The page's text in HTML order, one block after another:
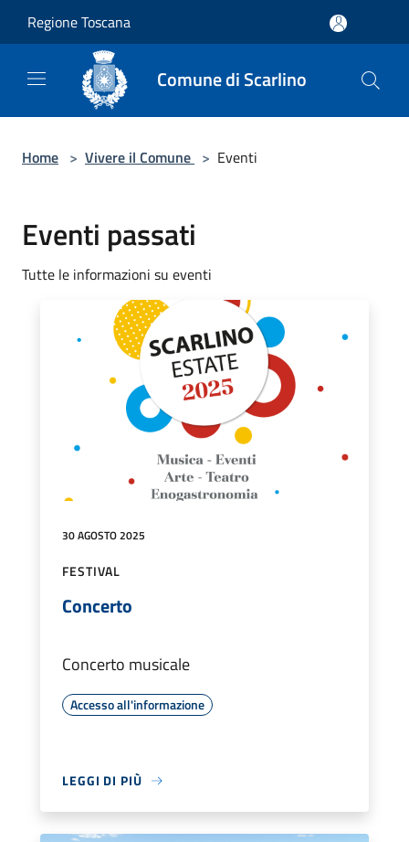
Regione Toscana
Comune di Scarlino
Home > Vivere il Comune > Eventi
Eventi passati
Tutte le informazioni su eventi
30 AGOSTO 2025
FESTIVAL
Concerto
Concerto musicale
Accesso all'informazione
LEGGI DI PIÙ